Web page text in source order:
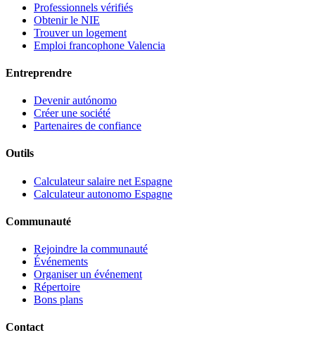
Professionnels vérifiés
Obtenir le NIE
Trouver un logement
Emploi francophone Valencia
Entreprendre
Devenir autónomo
Créer une société
Partenaires de confiance
Outils
Calculateur salaire net Espagne
Calculateur autonomo Espagne
Communauté
Rejoindre la communauté
Événements
Organiser un événement
Répertoire
Bons plans
Contact